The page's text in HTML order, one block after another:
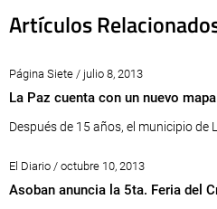
Artículos
Página Siete / julio 8, 2013
La Paz cuenta con un nuevo
Después de 15 años, el municipio de
El Diario / octubre 10, 2013
Asoban anuncia la 5ta. Feria del